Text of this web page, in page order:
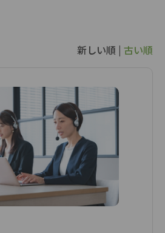
新しい順 | 古い順